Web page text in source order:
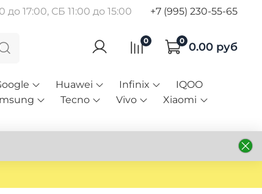
до 17:00, СБ 11:00 до 15:00 +7 (995) 230-55-65
0 0 0.00 руб
Huawei Infinix
IQOO
Tecno Vivo
Xiaomi